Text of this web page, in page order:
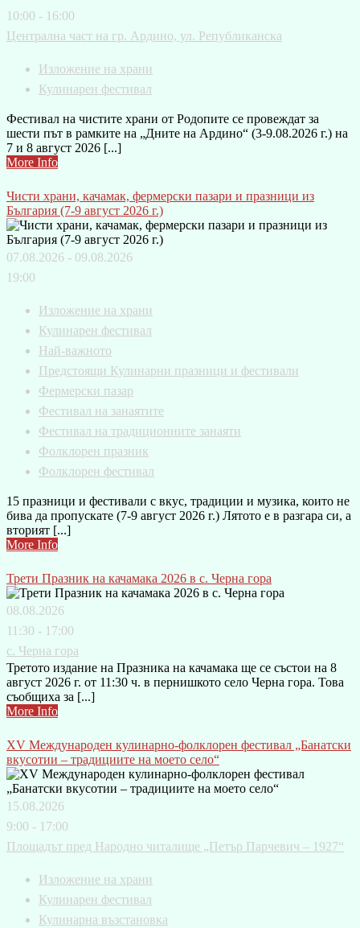
10:00 - 16:00
Централна част на гр. Ардино, ул. Републиканска
Изложение на храни
Кулинарен фестивал
Фестивал на чистите храни от Родопите се провеждат за
шести път в рамките на „Дните на Ардино“ (3-9.08.2026 г.) на
7 и 8 август 2026 [...]
More Info
Чисти храни, качамак, фермерски пазари и празници из
България (7-9 август 2026 г.)
07.08.2026 - 09.08.2026
19:00
Изложение на храни
Кулинарен фестивал
Най-важното
Предстоящи Кулинарни празници и фестивали
Фермерски пазар
Фестивал на занаятите
Фестивал на традиционните занаяти
Фолклорен празник
Фолклорен фестивал
15 празници и фестивали с вкус, традиции и музика, които не
бива да пропускате (7-9 август 2026 г.) Лятото е в разгара си, а
вторият [...]
More Info
Трети Празник на качамака 2026 в с. Черна гора
08.08.2026
11:30 - 17:00
с. Черна гора
Третото издание на Празника на качамака ще се състои на 8
август 2026 г. от 11:30 ч. в пернишкото село Черна гора. Това
съобщиха за [...]
More Info
XV Международен кулинарно-фолклорен фестивал „Банатски
вкусотии – традициите на моето село“
15.08.2026
9:00 - 17:00
Площадът пред Народно читалище „Петър Парчевич – 1927“
Изложение на храни
Кулинарен фестивал
Кулинарна възстановка